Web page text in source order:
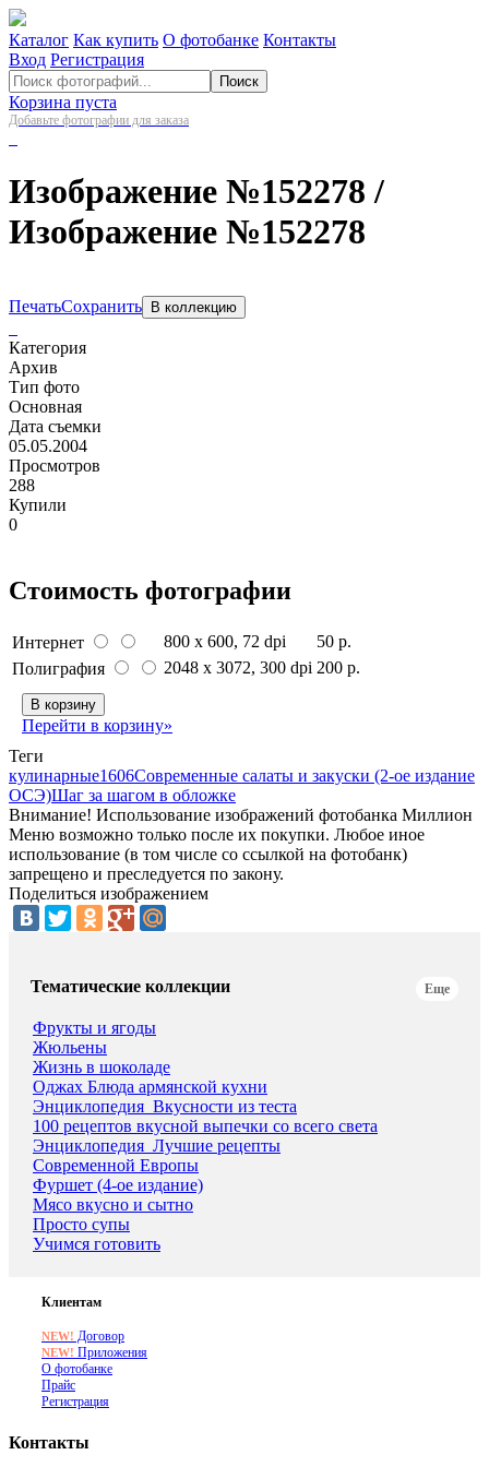
Каталог Как купить О фотобанке Контакты
Вход Регистрация
Поиск
Корзина пуста
Добавьте фотографии для заказа
Изображение №152278/
Изображение №152278
ПечатьСохранить В коллекцию
Категория
Архив
Тип фото
Основная
Дата съемки
05.05.2004
Просмотров
288
Купили
0
Стоимость фотографии
Интернет 800 x 600, 72 dpi
50 р.
Полиграфия
2048 x 3072, 300 dpi 200 р.
В корзину
Перейти в корзину»
Теги
кулинарные1606Современные салаты и закуски (2-ое издание
ОСЭ)Шаг за шагом в обложке
Внимание! Использование изображений фотобанка Миллион
Меню возможно только после их покупки. Любое иное
использование (в том числе со ссылкой на фотобанк)
запрещено и преследуется по закону.
Поделиться изображением
Тематические коллекции Еще
Фрукты и ягоды
Жюльены
Жизнь в шоколаде
Оджах Блюда армянской кухни
Энциклопедия_Вкусности из теста
100 рецептов вкусной выпечки со всего света
Энциклопедия_Лучшие рецепты
Современной Европы
Фуршет (4-ое издание)
Мясо вкусно и сытно
Просто супы
Учимся готовить
Клиентам
NEW! Договор
NEW! Приложения
О фотобанке
Прайс
Регистрация
Контакты